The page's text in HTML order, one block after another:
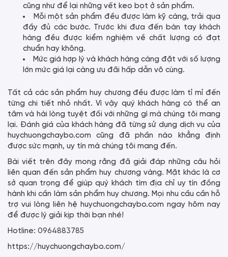
cũng như để lại những vết keo bọt ở sản phẩm.
Mỗi một sản phẩm đều được làm kỹ càng, trải qua
đầy đủ các bước. Trước khi đưa đến bàn tay khách
hàng đều được kiểm nghiệm về chất lượng có đạt
chuẩn hay không.
Mức giá hợp lý và khách hàng càng đặt với số lượng
lớn mức giá lại càng ưu đãi hấp dẫn vô cùng.
Tất cả các sản phẩm huy chương đều được làm tỉ mỉ đến
từng chi tiết nhỏ nhất. Vì vậy quý khách hàng có thể an
tâm và hài lòng tuyệt đối với những gì mà chúng tôi mang
lại. Đánh giá của khách hàng đã từng sử dụng dịch vụ của
huychuongchaybo.com cũng đã phần nào khẳng định
được sức mạnh, uy tín mà chúng tôi mang đến.
Bài viết trên đây mong rằng đã giải đáp những câu hỏi
liên quan đến sản phẩm huy chương vàng. Mặt khác là cơ
sở quan trọng để giúp quý khách tìm địa chỉ uy tín đồng
hành khi cần làm sản phẩm huy chương. Mọi nhu cầu cần hỗ
trợ vui lòng liên hệ huychuongchaybo.com ngay hôm nay
để được lý giải kịp thời bạn nhé!
Hotline: 0964883785
https://huychuongchaybo.com/